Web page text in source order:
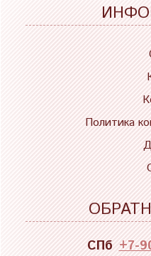
Политика
СПб +7-